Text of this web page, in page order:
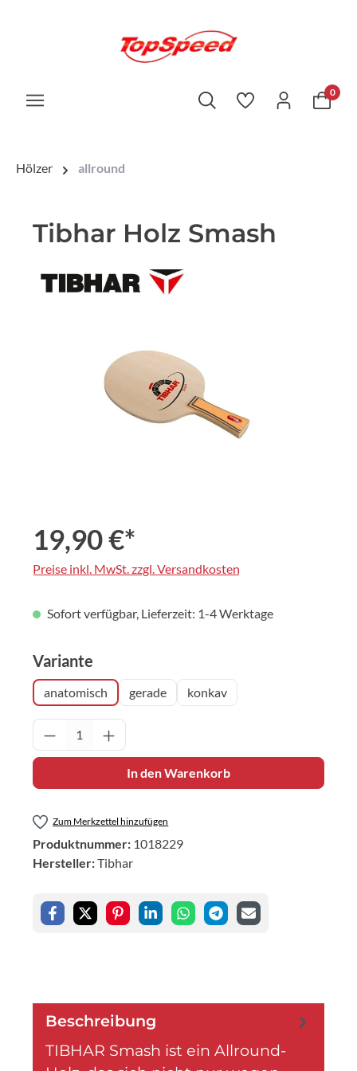
0
Hölzer allround
Tibhar Holz Smash
19,90 €*
Preise inkl. MwSt. zzgl. Versandkosten
Sofort verfügbar, Lieferzeit: 1-4 Werktage
Variante
anatomisch gerade konkav
Produkt Anzahl: Gib den gewünschten
In den Warenkorb
Zum Merkzettel hinzufügen
Produktnummer: 1018229
Hersteller:Tibhar
Beschreibung
TIBHAR Smash ist ein Allround-